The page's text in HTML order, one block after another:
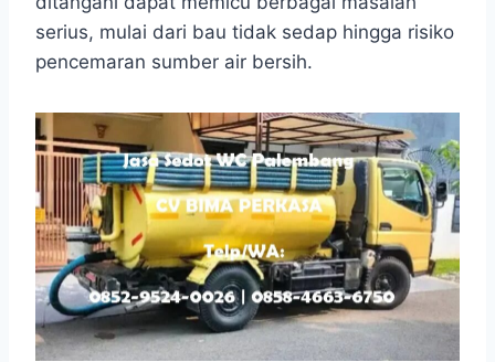
serius, mulai dari bau tidak sedap hingga risiko
pencemaran sumber air bersih.